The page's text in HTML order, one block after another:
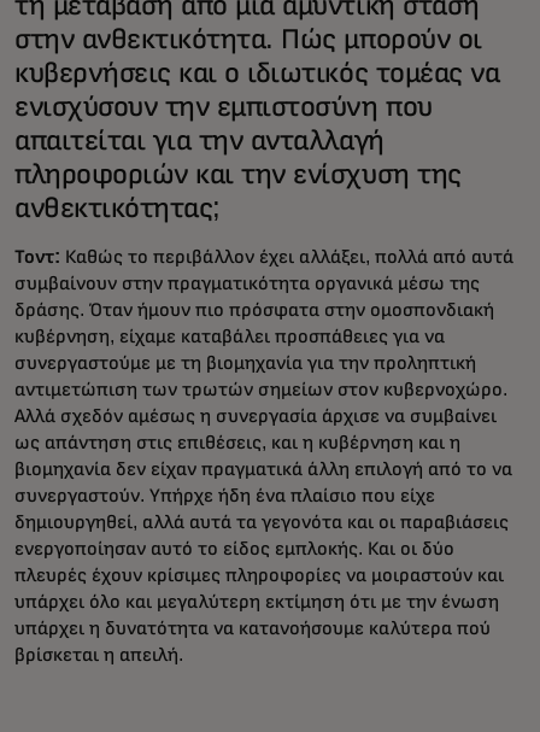
στην ανθεκτικότητα. Πώς μπορούν οι
κυβερνήσεις και ο ιδιωτικός τομέας να
ενισχύσουν την εμπιστοσύνη που
απαιτείται για την ανταλλαγή
πληροφοριών και την ενίσχυση της
ανθεκτικότητας;
Τοντ: Καθώς το περιβάλλον έχει αλλάξει, πολλά από αυτά
συμβαίνουν στην πραγματικότητα οργανικά μέσω της
δράσης. Όταν ήμουν πιο πρόσφατα στην ομοσπονδιακή
κυβέρνηση, είχαμε καταβάλει προσπάθειες για να
συνεργαστούμε με τη βιομηχανία για την προληπτική
αντιμετώπιση των τρωτών σημείων στον κυβερνοχώρο.
Αλλά σχεδόν αμέσως η συνεργασία άρχισε να συμβαίνει
ως απάντηση στις επιθέσεις, και η κυβέρνηση και η
βιομηχανία δεν είχαν πραγματικά άλλη επιλογή από το να
συνεργαστούν. Υπήρχε ήδη ένα πλαίσιο που είχε
δημιουργηθεί, αλλά αυτά τα γεγονότα και οι παραβιάσεις
ενεργοποίησαν αυτό το είδος εμπλοκής. Και οι δύο
πλευρές έχουν κρίσιμες πληροφορίες να μοιραστούν και
υπάρχει όλο και μεγαλύτερη εκτίμηση ότι με την ένωση
υπάρχει η δυνατότητα να κατανοήσουμε καλύτερα πού
βρίσκεται η απειλή.